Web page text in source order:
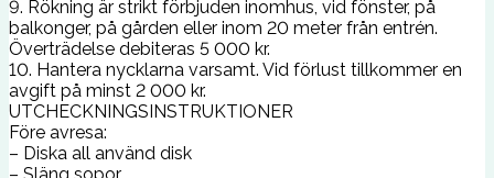
9. Rökning är strikt förbjuden inomhus, vid fönster, på
balkonger, på gården eller inom 20 meter från entrén.
Överträdelse debiteras 5 000 kr.
10. Hantera nycklarna varsamt. Vid förlust tillkommer en
avgift på minst 2 000 kr.
UTCHECKNINGSINSTRUKTIONER
Före avresa:
– Diska all använd disk